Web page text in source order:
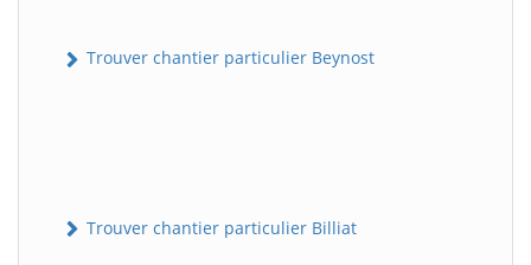
Trouver chantier particulier Beynost
Trouver chantier particulier Billiat